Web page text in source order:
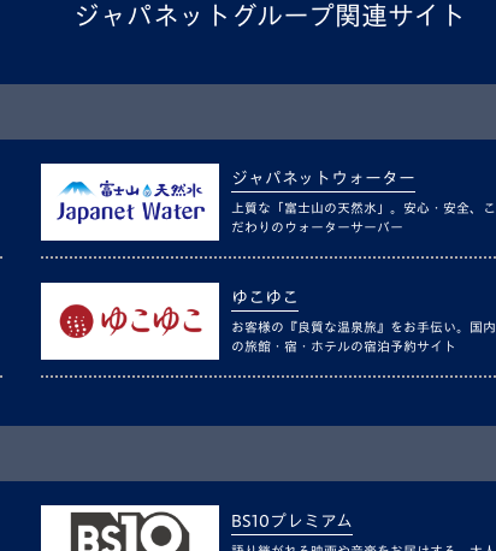
ジャパネットグループ関連サイト
ジャパネットウォーター
上質な「富士山の天然水」。安心・安全、こ
だわりのウォーターサーバー
ゆこゆこ
お客様の『良質な温泉旅』をお手伝い。国内
の旅館・宿・ホテルの宿泊予約サイト
BS10プレミアム